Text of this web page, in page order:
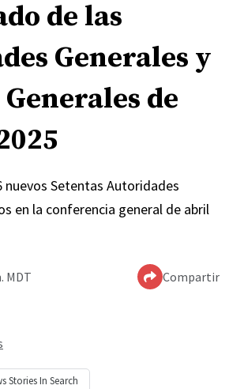
de las
Generales y
de
nuevos Setentas Autoridades
en la conferencia general de abril
MDT Compartir
Stories In Search